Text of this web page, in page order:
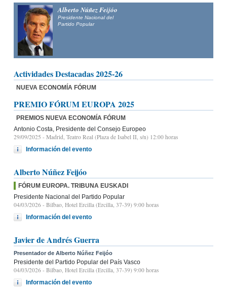
Alfonso Fernández
Mañueco
Presidente del Partido Popular de Castilla y León y candidato
Actividades Destacadas 2025-26
NUEVA ECONOMÍA FÓRUM
PREMIO FÓRUM EUROPA 2025
PREMIOS NUEVA ECONOMÍA FÓRUM
Antonio Costa, Presidente del Consejo Europeo
29/09/2025 - Madrid, Teatro Real (Plaza de Isabel II, s/n) 12:00 horas
Información del evento
Alberto Núñez Feijóo
FÓRUM EUROPA. TRIBUNA EUSKADI
Presidente Nacional del Partido Popular
04/03/2026 - Bilbao, Hotel Ercilla (Ercilla, 37-39) 9:00 horas
Información del evento
Javier de Andrés Guerra
Presentador de Alberto Núñez Feijóo
Presidente del Partido Popular del País Vasco
04/03/2026 - Bilbao, Hotel Ercilla (Ercilla, 37-39) 9:00 horas
Información del evento